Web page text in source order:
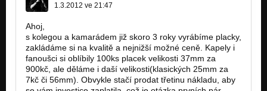
1.3.2012 ve 21:47
Ahoj,
s kolegou a kamarádem již skoro 3 roky vyrábíme placky,
zakládáme si na kvalitě a nejnižší možné ceně. Kapely i
fanoušci si oblíbily 100ks placek velikosti 37mm za
900kč, ale děláme i daší velikosti(klasických 25mm za
7kč či 56mm). Obvykle stačí prodat třetinu nákladu, aby